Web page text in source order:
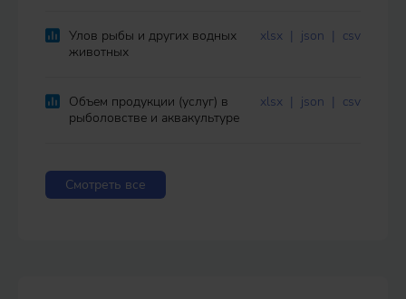
Улов рыбы и других водных
животных
xlsx | json | csv
Объем продукции (услуг) в
рыболовстве и аквакультуре
xlsx | json | csv
Смотреть все